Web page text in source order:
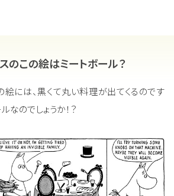
のこの絵はミートボール？
絵には、黒くて丸い料理が出てくるのです
なのでしょうか！？